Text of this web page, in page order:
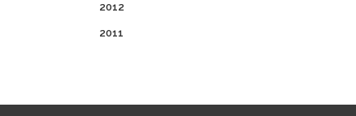
2012
2011